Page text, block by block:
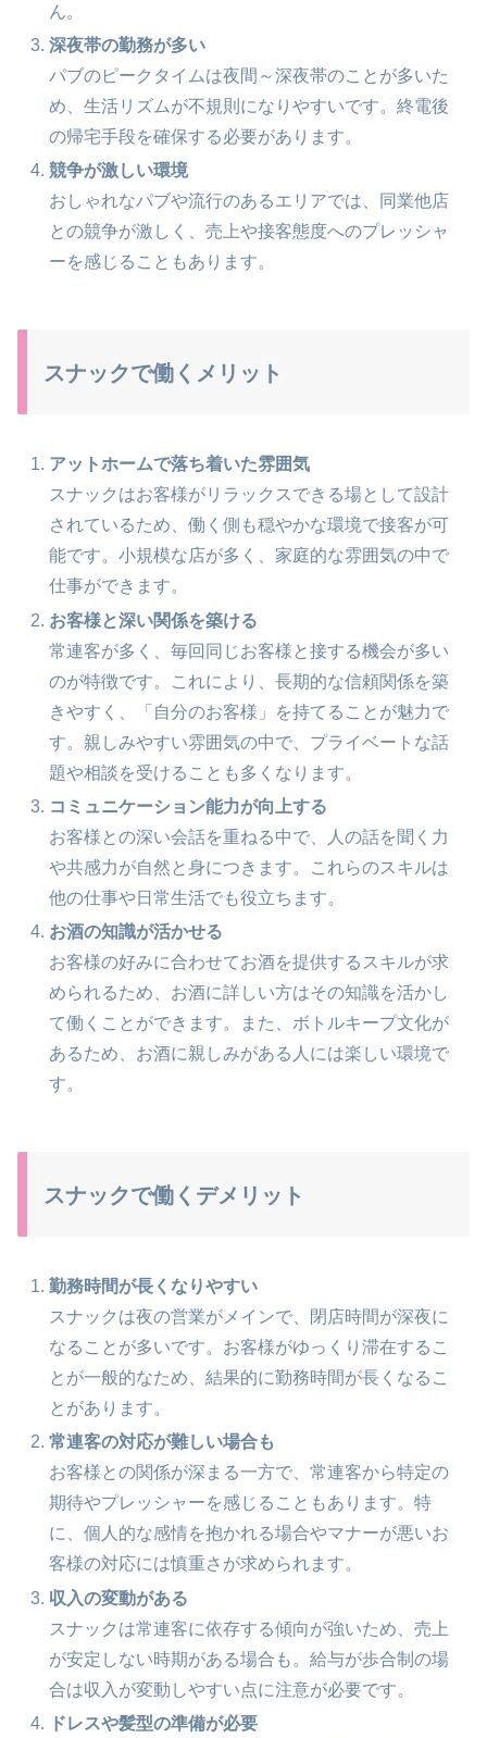
ん。
深夜帯の勤務が多い
パブのピークタイムは夜間～深夜帯のことが多いた
め、生活リズムが不規則になりやすいです。終電後
の帰宅手段を確保する必要があります。
競争が激しい環境
おしゃれなパブや流行のあるエリアでは、同業他店
との競争が激しく、売上や接客態度へのプレッシャ
ーを感じることもあります。
スナックで働くメリット
アットホームで落ち着いた雰囲気
スナックはお客様がリラックスできる場として設計
されているため、働く側も穏やかな環境で接客が可
能です。小規模な店が多く、家庭的な雰囲気の中で
仕事ができます。
お客様と深い関係を築ける
常連客が多く、毎回同じお客様と接する機会が多い
のが特徴です。これにより、長期的な信頼関係を築
きやすく、「自分のお客様」を持てることが魅力で
す。親しみやすい雰囲気の中で、プライベートな話
題や相談を受けることも多くなります。
コミュニケーション能力が向上する
お客様との深い会話を重ねる中で、人の話を聞く力
や共感力が自然と身につきます。これらのスキルは
他の仕事や日常生活でも役立ちます。
お酒の知識が活かせる
お客様の好みに合わせてお酒を提供するスキルが求
められるため、お酒に詳しい方はその知識を活かし
て働くことができます。また、ボトルキープ文化が
あるため、お酒に親しみがある人には楽しい環境で
す。
スナックで働くデメリット
勤務時間が長くなりやすい
スナックは夜の営業がメインで、閉店時間が深夜に
なることが多いです。お客様がゆっくり滞在するこ
とが一般的なため、結果的に勤務時間が長くなるこ
とがあります。
常連客の対応が難しい場合も
お客様との関係が深まる一方で、常連客から特定の
期待やプレッシャーを感じることもあります。特
に、個人的な感情を抱かれる場合やマナーが悪いお
客様の対応には慎重さが求められます。
収入の変動がある
スナックは常連客に依存する傾向が強いため、売上
が安定しない時期がある場合も。給与が歩合制の場
合は収入が変動しやすい点に注意が必要です。
ドレスや髪型の準備が必要